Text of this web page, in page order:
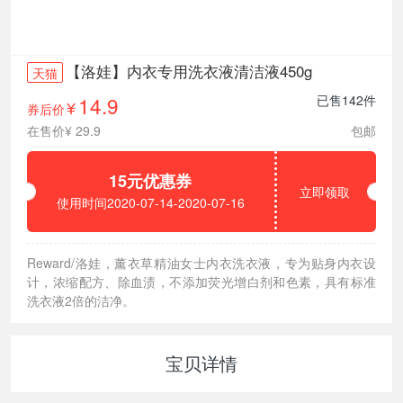
天猫 【洛娃】内衣专用洗衣液清洁液450g
券后价¥ 14.9
已售142件
在售价¥ 29.9
包邮
15元优惠券
使用时间2020-07-14-2020-07-16
立即领取
Reward/洛娃，薰衣草精油女士内衣洗衣液，专为贴身内衣设
计，浓缩配方、除血渍，不添加荧光增白剂和色素，具有标准
洗衣液2倍的洁净。
宝贝详情